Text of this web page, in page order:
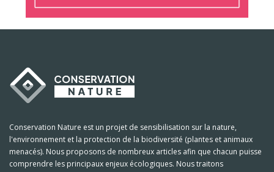
Conservation Nature est un projet de sensibilisation sur la nature,
l'environnement et la protection de la biodiversité (plantes et animaux
menacés). Nous proposons de nombreux articles afin que chacun puisse
comprendre les principaux enjeux écologiques. Nous traitons